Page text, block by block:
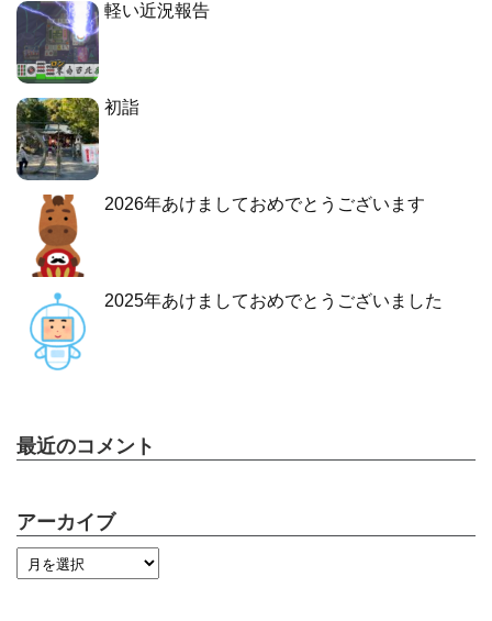
軽い近況報告
初詣
2026年あけましておめでとうございます
2025年あけましておめでとうございました
最近のコメント
アーカイブ